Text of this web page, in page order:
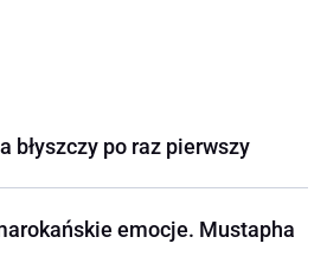
błyszczy po raz pierwszy
emocje. Mustapha